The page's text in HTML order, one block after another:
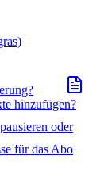
hinzufügen?
oder
für das Abo